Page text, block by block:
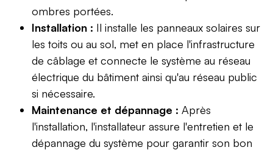
ombres portées.
Installation : Il installe les panneaux solaires sur
les toits ou au sol, met en place l'infrastructure
de câblage et connecte le système au réseau
électrique du bâtiment ainsi qu'au réseau public
si nécessaire.
Maintenance et dépannage : Après
l'installation, l'installateur assure l'entretien et le
dépannage du système pour garantir son bon